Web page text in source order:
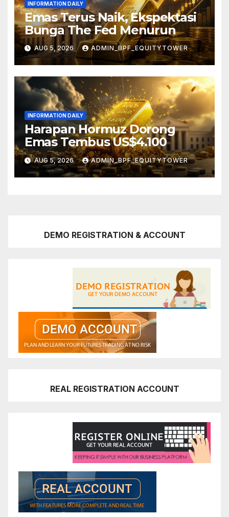
INFORMATION DAILY
Emas Terus Naik, Ekspektasi
Bunga The Fed Menurun
AUG 5, 2026 ADMIN_BPF_EQUITYTOWER
INFORMATION DAILY
Harapan Hormuz Dorong
Emas Tembus US$4.100
AUG 5, 2026 ADMIN_BPF_EQUITYTOWER
DEMO REGISTRATION & ACCOUNT
REAL REGISTRATION ACCOUNT